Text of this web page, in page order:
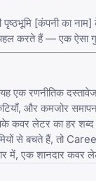
पृष्ठभूमि [कंपनी
करते हैं — एक ऐसा गुण
एक रणनीतिक
त्रुटियाँ, और
कवर लेटर का हर शब्द
से बचते हैं, तो
में, एक शानदार